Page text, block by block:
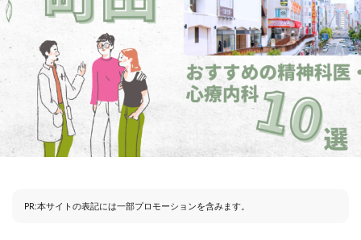
PR:本サイトの表記には一部プロモーションを含みます。